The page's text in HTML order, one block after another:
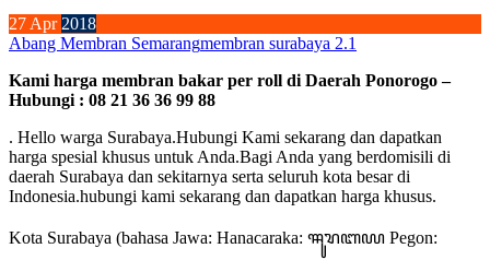
27Apr2018
Abang Membran Semarangmembran surabaya 2.1
Kami harga membran bakar per roll di Daerah Ponorogo –
Hubungi : 08 21 36 36 99 88
. Hello warga Surabaya.Hubungi Kami sekarang dan dapatkan
harga spesial khusus untuk Anda.Bagi Anda yang berdomisili di
daerah Surabaya dan sekitarnya serta seluruh kota besar di
Indonesia.hubungi kami sekarang dan dapatkan harga khusus.
Kota Surabaya (bahasa Jawa: Hanacaraka: ꦯꦸꦫꦧꦪ Pegon: